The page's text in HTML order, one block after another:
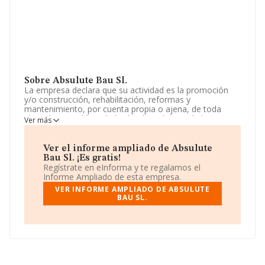
Sobre Absulute Bau Sl.
La empresa declara que su actividad es la promoción
y/o construcción, rehabilitación, reformas y
mantenimiento, por cuenta propia o ajena, de toda
clase de inmuebles. el alquiler de todo tipo de bienes
inmuebles, tanto de naturaleza urbana, como rústica.
las actividades antes dic. La empresa es una Sociedad
Limitada. Su CNAE corresponde a 4101 con código
'%cnae%'. No realiza actividad de importación y/o
exportación.
La sociedad española Absulute Bau S.L, con número
de identificación fiscal B21834353, está situada en Calle
municipio de Calvia, provincia de Isles Baleares, Islas
Ver más
Ver el informe ampliado de Absulute
Bau Sl. ¡Es gratis!
Regístrate en eInforma y te regalamos el
Informe Ampliado de esta empresa.
VER INFORME AMPLIADO DE ABSULUTE
BAU SL.